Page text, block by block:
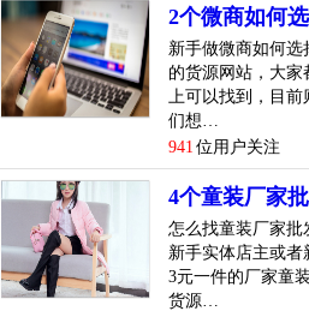
牌公关小v爆料以后，小伙伴们
在人群中，这个网名叫布洛迪的小
闪光点，而在网上，他则成了炙手
是一个普通的不能再普通的男孩，
职，到完全投身于这个行业，原因
陪笑脸送红包。
代理之路
布洛迪刚开始做的是...[ 查看详情]
2个微商如何
新手做微商如何选
的货源网站，大
上可以找到，目
们想…
941 位用户关注
4个童装厂家
怎么找童装厂家批
新手实体店主或
3元一件的厂家童
货源…